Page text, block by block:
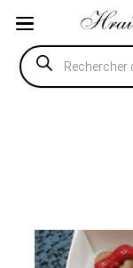
Recherche
de
produits